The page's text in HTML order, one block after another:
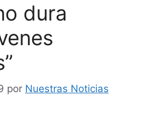
dura
por Nuestras Noticias